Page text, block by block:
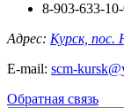
8-903-633-
Адрес: Курск, пос.
E-mail: scm-
Обратная связь